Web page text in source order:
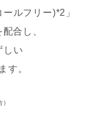
ルフリー)*2」
合し、
しい
す。